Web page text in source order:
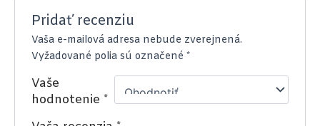
Pridať recenziu
Vaša e-mailová adresa nebude zverejnená.
Vyžadované polia sú označené*
Vaše
hodnotenie *